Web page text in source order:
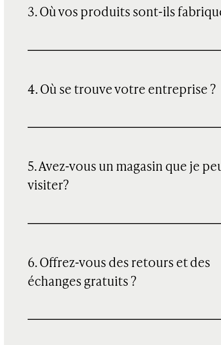
3. Où vos produits sont-ils
4. Où se trouve votre entreprise ?
5. Avez-vous un magasin que je
visiter?
6. Offrez-vous des retours et des
échanges gratuits ?